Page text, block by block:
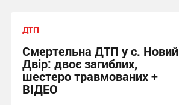
ДТП
Смертельна ДТП у с. Новий
Двір: двоє загиблих,
шестеро травмованих +
ВІДЕО